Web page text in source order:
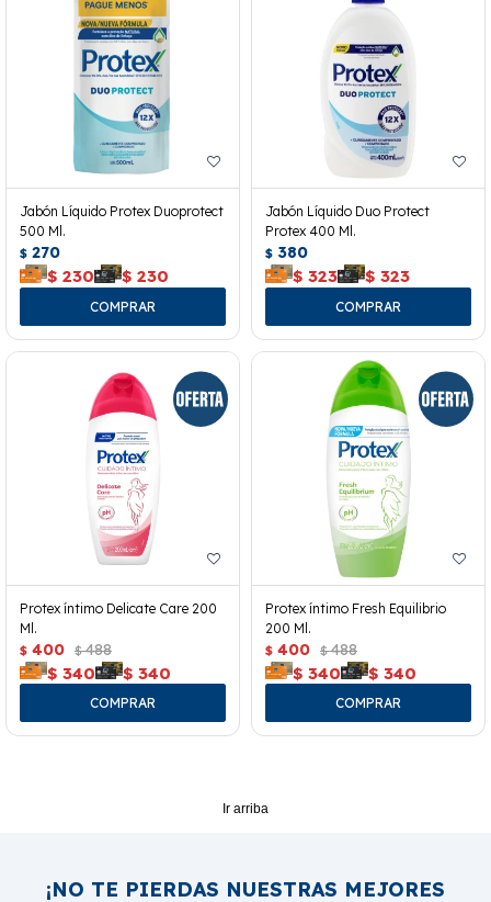
Jabón Líquido Protex Duoprotect
500 Ml.
$ 270
$ 230 $ 230
Jabón Líquido Duo Protect
Protex 400 Ml.
$ 380
$ 323 $ 323
Protex íntimo Delicate Care 200
Ml.
$ 400 $ 488
$ 340 $ 340
Protex íntimo Fresh Equilibrio
200 Ml.
$ 400 $ 488
$ 340 $ 340
Ir arriba
¡NO TE PIERDAS NUESTRAS MEJORES